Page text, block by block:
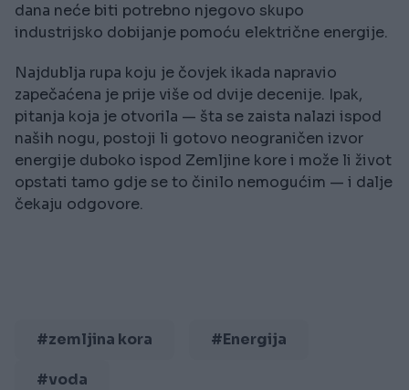
dana neće biti potrebno njegovo skupo
industrijsko dobijanje pomoću električne energije.
Najdublja rupa koju je čovjek ikada napravio
zapečaćena je prije više od dvije decenije. Ipak,
pitanja koja je otvorila — šta se zaista nalazi ispod
naših nogu, postoji li gotovo neograničen izvor
energije duboko ispod Zemljine kore i može li život
opstati tamo gdje se to činilo nemogućim — i dalje
čekaju odgovore.
#zemljina kora #Energija
#voda